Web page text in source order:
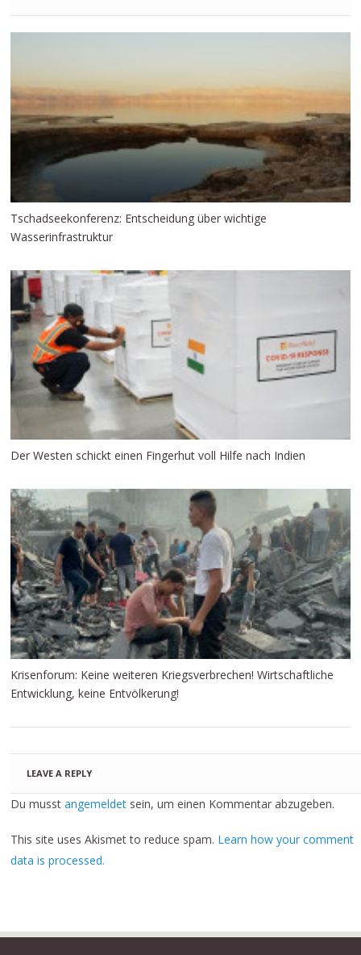
Tschadseekonferenz: Entscheidung über wichtige
Wasserinfrastruktur
Der Westen schickt einen Fingerhut voll Hilfe nach Indien
Krisenforum: Keine weiteren Kriegsverbrechen! Wirtschaftliche
Entwicklung, keine Entvölkerung!
LEAVE A REPLY
Du musstangemeldet sein, um einen Kommentar abzugeben.
This site uses Akismet to reduce spam. Learn how your comment
data is processed.